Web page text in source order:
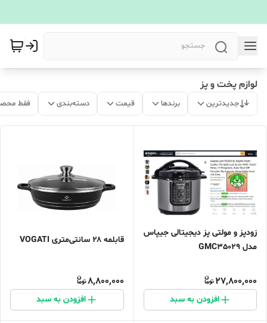
لوازم پخت و پز
جدیدترین برندها قیمت دسته‌بندی فقط
زودپز و مولتی پز دیجیتالی جیپاس
مدل GMC35029
27,800,000
افزودن به سبد
قابلمه ۲۸ سانتی‌متری VOGATI
8,800,000
افزودن به سبد